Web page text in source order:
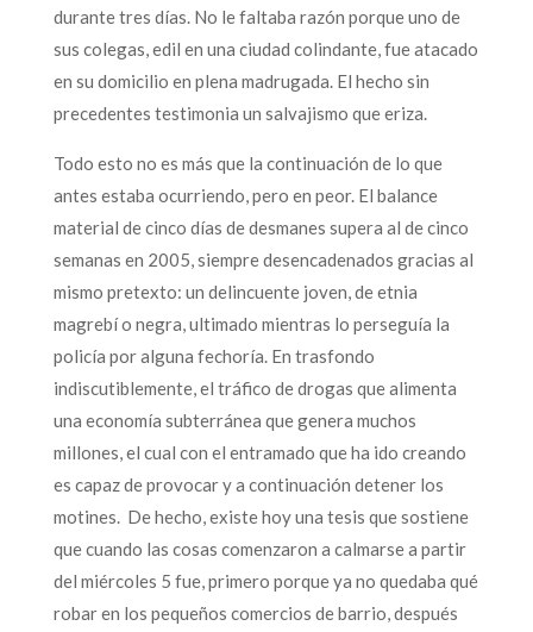
durante tres días. No le faltaba razón porque uno de
sus colegas, edil en una ciudad colindante, fue atacado
en su domicilio en plena madrugada. El hecho sin
precedentes testimonia un salvajismo que eriza.
Todo esto no es más que la continuación de lo que
antes estaba ocurriendo, pero en peor. El balance
material de cinco días de desmanes supera al de cinco
semanas en 2005, siempre desencadenados gracias al
mismo pretexto: un delincuente joven, de etnia
magrebí o negra, ultimado mientras lo perseguía la
policía por alguna fechoría. En trasfondo
indiscutiblemente, el tráfico de drogas que alimenta
una economía subterránea que genera muchos
millones, el cual con el entramado que ha ido creando
es capaz de provocar y a continuación detener los
motines. De hecho, existe hoy una tesis que sostiene
que cuando las cosas comenzaron a calmarse a partir
del miércoles 5 fue, primero porque ya no quedaba qué
robar en los pequeños comercios de barrio, después